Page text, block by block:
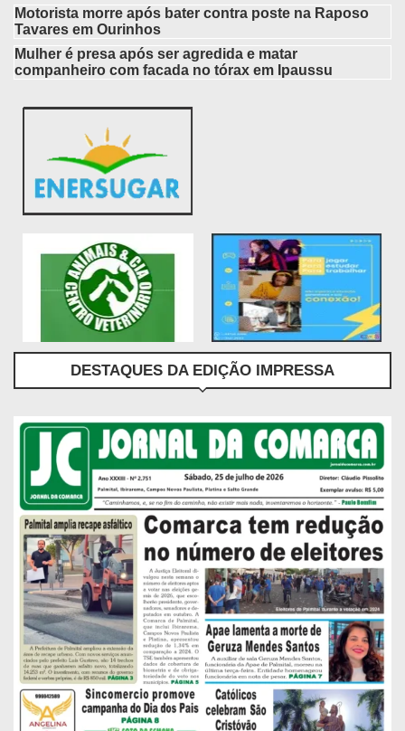
Motorista morre após bater contra poste na Raposo
Tavares em Ourinhos
Mulher é presa após ser agredida e matar
companheiro com facada no tórax em Ipaussu
DESTAQUES DA EDIÇÃO IMPRESSA